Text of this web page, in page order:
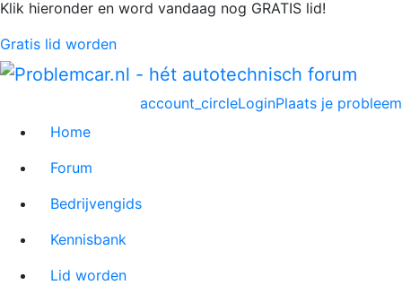
Klik hieronder en word vandaag nog GRATIS lid!
Gratis lid worden
Plaats je probleem
account_circleLogin
Home
Forum
Bedrijvengids
Kennisbank
Lid worden